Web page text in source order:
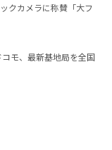
クカメラに称賛「大フ
モ、最新基地局を全国